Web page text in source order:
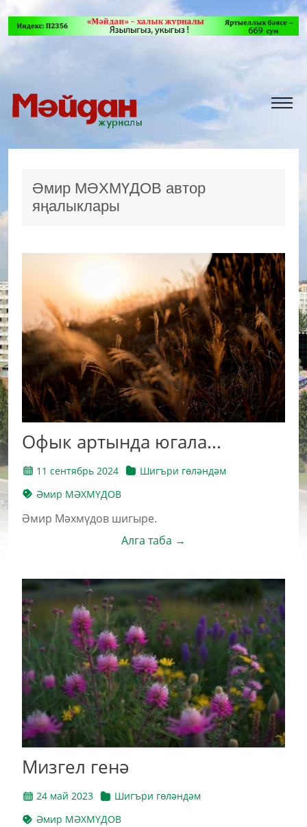
Әмир МӘХМҮДОВ автор
яңалыклары
Офык артында югала...
11 сентябрь 2024
Шигъри гөләндәм
Әмир МӘХМҮДОВ
Әмир Мәхмүдов шигыре.
Алга таба →
Мизгел генә
24 май 2023
Шигъри гөләндәм
Әмир МӘХМҮДОВ